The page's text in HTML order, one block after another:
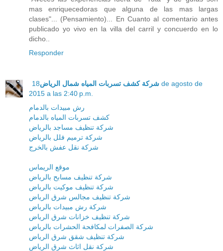
mas enriquecedoras que alguna de las mas largas
clases"... (Pensamiento)... En Cuanto al comentario antes
publicado yo vivo en la villa del carril y concuerdo en lo
dicho..
Responder
شركة كشف تسربات المياه شمال الرياض18 de agosto de
2015 a las 2:40 p.m.
رش مبيدات بالدمام
كشف تسربات المياه بالدمام
شركة تنظيف مساجد بالرياض
شركة ترميم فلل بالرياض
شركة نقل عفش بالخرج
موقع الريماس
شركة تنظيف مسابح بالرياض
شركة تنظيف موكيت بالرياض
شركة تنظيف مجالس شرق الرياض
شركة رش مبيدات بالرياض
شركة تنظيف خزانات شرق الرياض
شركة الصفرات لمكافحة الحشرات بالرياض
شركة تنظيف شقق شرق الرياض
شركة نقل اثاث شرق الرياض